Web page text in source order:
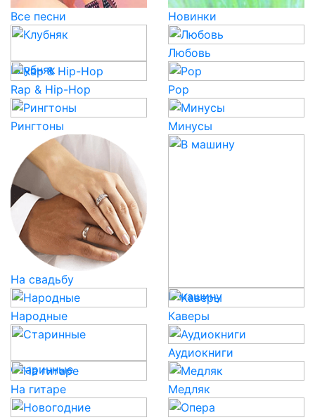
Все песни Новинки
Клубняк
Любовь
Rap & Hip-Hop Pop
Рингтоны Минусы
На свадьбу
В машину
Народные
Каверы
Старинные
Аудиокниги
На гитаре Медляк